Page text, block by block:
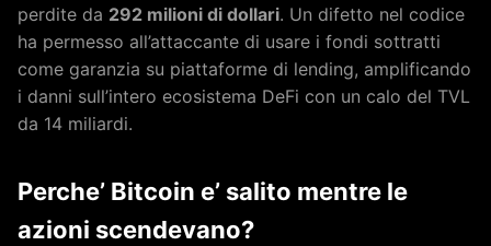
perdite da 292 milioni di dollari. Un difetto nel codice
ha permesso all’attaccante di usare i fondi sottratti
come garanzia su piattaforme di lending, amplificando
i danni sull’intero ecosistema DeFi con un calo del TVL
da 14 miliardi.
Perche’ Bitcoin e’ salito mentre le
azioni scendevano?